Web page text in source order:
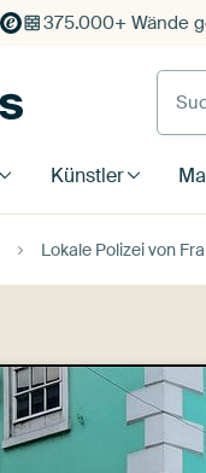
375.000+ Wände
Künstler
Lokale Polizei von